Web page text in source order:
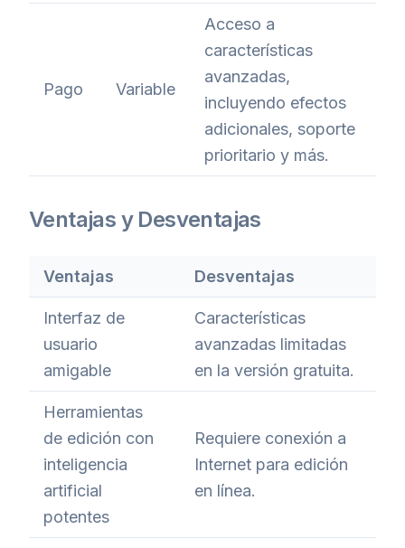
Pago Variable
Acceso a
características
avanzadas,
incluyendo efectos
adicionales, soporte
prioritario y más.
Ventajas y Desventajas
Ventajas Desventajas
Interfaz de
usuario
amigable
Características
avanzadas limitadas
en la versión gratuita.
Herramientas
de edición con
inteligencia
artificial
potentes
Requiere conexión a
Internet para edición
en línea.